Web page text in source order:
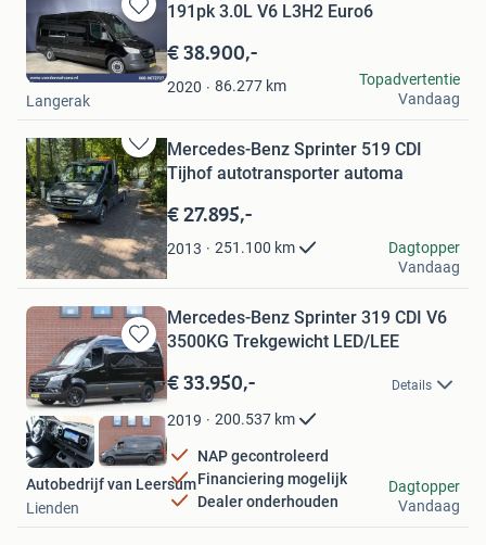
Bewaren
in
Mijn
Favorieten
191pk 3.0L V6 L3H2 Euro6
€ 38.900,-
2020 86.277 km
Van der Wal Vans
Langerak
Topadvertentie
Vandaag
Bewaren
in
Mijn
Favorieten
Mercedes-Benz Sprinter 519 CDI
Tijhof autotransporter automa
€ 27.895,-
2013 251.100 km
Ton
Kelpen-Oler
Dagtopper
Vandaag
Bewaren
in
Mijn
Favorieten
Mercedes-Benz Sprinter 319 CDI V6
3500KG Trekgewicht LED/LEE
€ 33.950,- Details
2019 200.537 km
NAP gecontroleerd
Financiering mogelijk
Dealer onderhouden
Autobedrijf van Leersum
Lienden
Dagtopper
Vandaag